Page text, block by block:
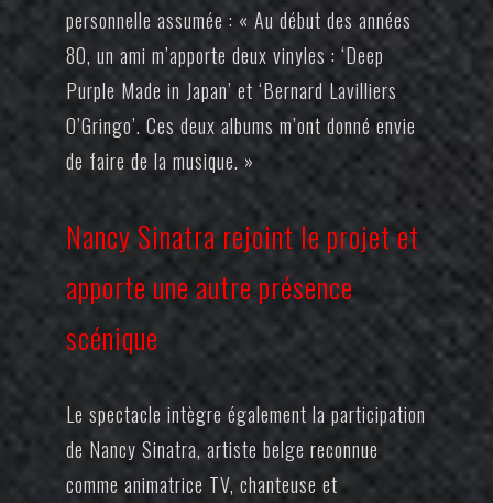
personnelle assumée : « Au début des années
80, un ami m’apporte deux vinyles : ‘Deep
Purple Made in Japan’ et ‘Bernard Lavilliers
O’Gringo’. Ces deux albums m’ont donné envie
de faire de la musique. »
Nancy Sinatra rejoint le projet et
apporte une autre présence
scénique
Le spectacle intègre également la participation
de Nancy Sinatra, artiste belge reconnue
comme animatrice TV, chanteuse et